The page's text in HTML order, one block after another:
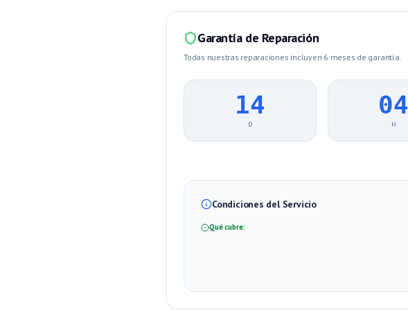
Garantía de Reparación
Todas nuestras reparaciones incluyen 6 meses de garantía.
14
D
04
H
Condiciones del Servicio
Qué cubre: